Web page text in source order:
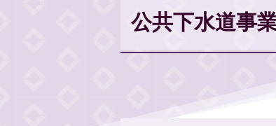
公共下水道事